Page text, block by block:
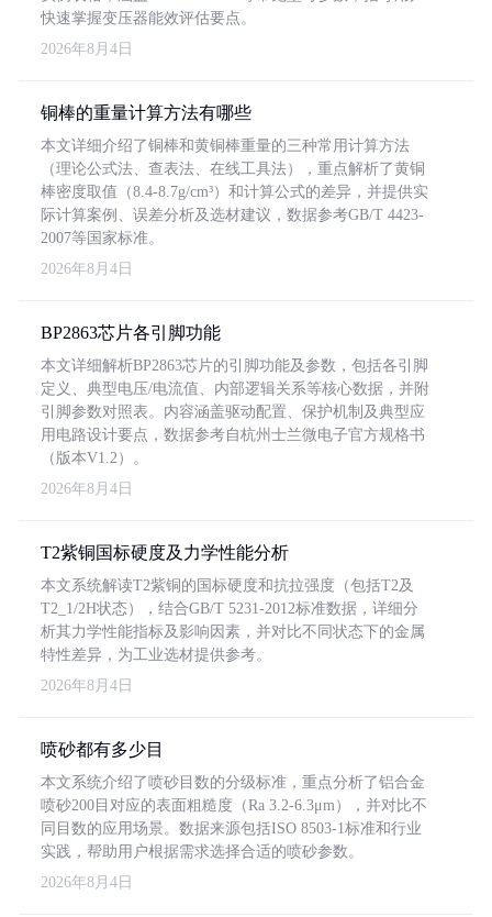
快速掌握变压器能效评估要点。
2026年8月4日
铜棒的重量计算方法有哪些
本文详细介绍了铜棒和黄铜棒重量的三种常用计算方法
（理论公式法、查表法、在线工具法），重点解析了黄铜
棒密度取值（8.4-8.7g/cm³）和计算公式的差异，并提供实
际计算案例、误差分析及选材建议，数据参考GB/T 4423-
2007等国家标准。
2026年8月4日
BP2863芯片各引脚功能
本文详细解析BP2863芯片的引脚功能及参数，包括各引脚
定义、典型电压/电流值、内部逻辑关系等核心数据，并附
引脚参数对照表。内容涵盖驱动配置、保护机制及典型应
用电路设计要点，数据参考自杭州士兰微电子官方规格书
（版本V1.2）。
2026年8月4日
T2紫铜国标硬度及力学性能分析
本文系统解读T2紫铜的国标硬度和抗拉强度（包括T2及
T2_1/2H状态），结合GB/T 5231-2012标准数据，详细分
析其力学性能指标及影响因素，并对比不同状态下的金属
特性差异，为工业选材提供参考。
2026年8月4日
喷砂都有多少目
本文系统介绍了喷砂目数的分级标准，重点分析了铝合金
喷砂200目对应的表面粗糙度（Ra 3.2-6.3μm），并对比不
同目数的应用场景。数据来源包括ISO 8503-1标准和行业
实践，帮助用户根据需求选择合适的喷砂参数。
2026年8月4日